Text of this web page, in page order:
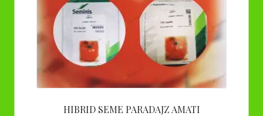
HIBRID SEME PARADAJZ AMATI